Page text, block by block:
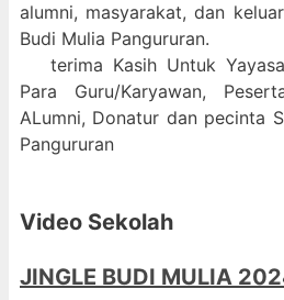
alumni, masyarakat, dan
Budi Mulia Pangururan.
terima Kasih Untuk
Para Guru/Karyawan,
ALumni, Donatur dan pecinta
Pangururan
Video Sekolah
JINGLE BUDI MULIA